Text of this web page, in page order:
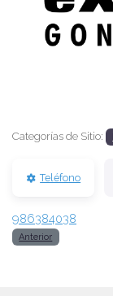
Anterior
Categorías de Sitio:
Teléfono
986384038
Anterior